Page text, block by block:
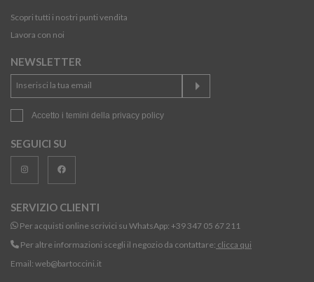
Scopri tutti i nostri punti vendita
Lavora con noi
NEWSLETTER
Accetto i temini della privacy policy
SEGUICI SU
SERVIZIO CLIENTI
Per acquisti online scrivici su WhatsApp: +39 347 05 67 211
Per altre informazioni scegli il negozio da contattare: clicca qui
Email: web@bartoccini.it